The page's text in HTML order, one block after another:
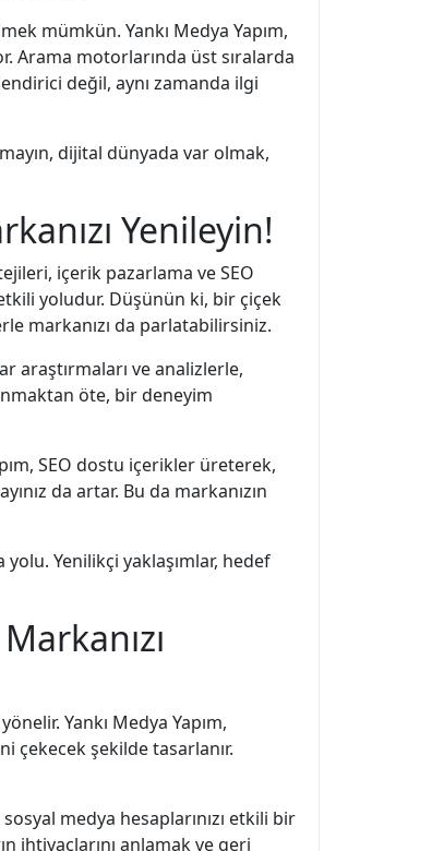
mümkün. Yankı Medya Yapım,
Arama motorlarında üst sıralarda
değil, aynı zamanda ilgi
dijital dünyada var olmak,
Yenileyin!
içerik pazarlama ve SEO
yoludur. Düşünün ki, bir çiçek
markanızı da parlatabilirsiniz.
araştırmaları ve analizlerle,
öte, bir deneyim
SEO dostu içerikler üreterek,
da artar. Bu da markanızın
yolu. Yenilikçi yaklaşımlar, hedef
Yankı Medya Yapım,
çekecek şekilde tasarlanır.
medya hesaplarınızı etkili bir
ihtiyaçlarını anlamak ve geri